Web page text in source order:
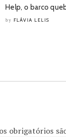
Help, o barco
by FLÁVIA LELIS
obrigatórios